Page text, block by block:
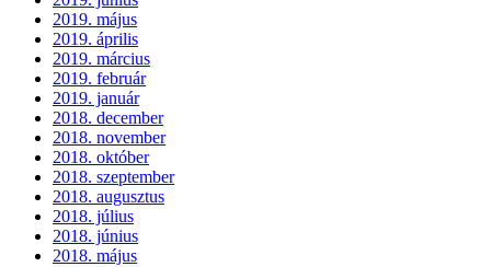
2019. május
2019. április
2019. március
2019. február
2019. január
2018. december
2018. november
2018. október
2018. szeptember
2018. augusztus
2018. július
2018. június
2018. május